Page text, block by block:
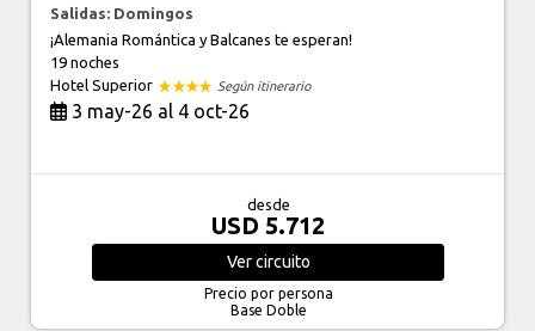
Salidas: Domingos
¡Alemania Romántica y Balcanes te esperan!
19 noches
Hotel Superior
Según itinerario
3 may-26 al 4 oct-26
desde
USD 5.712
Vercircuito
Precio por persona
Base Doble